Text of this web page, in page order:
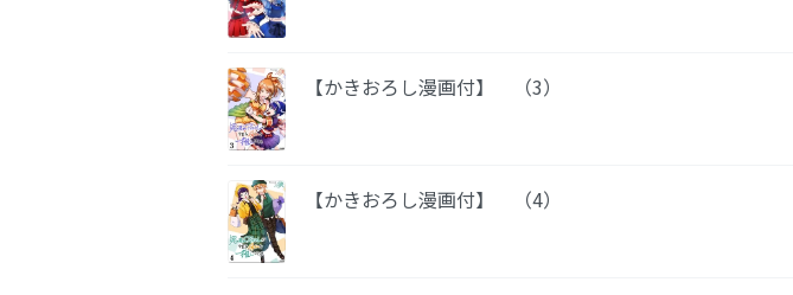
【かきおろし漫画付】 （3）
【かきおろし漫画付】 （4）